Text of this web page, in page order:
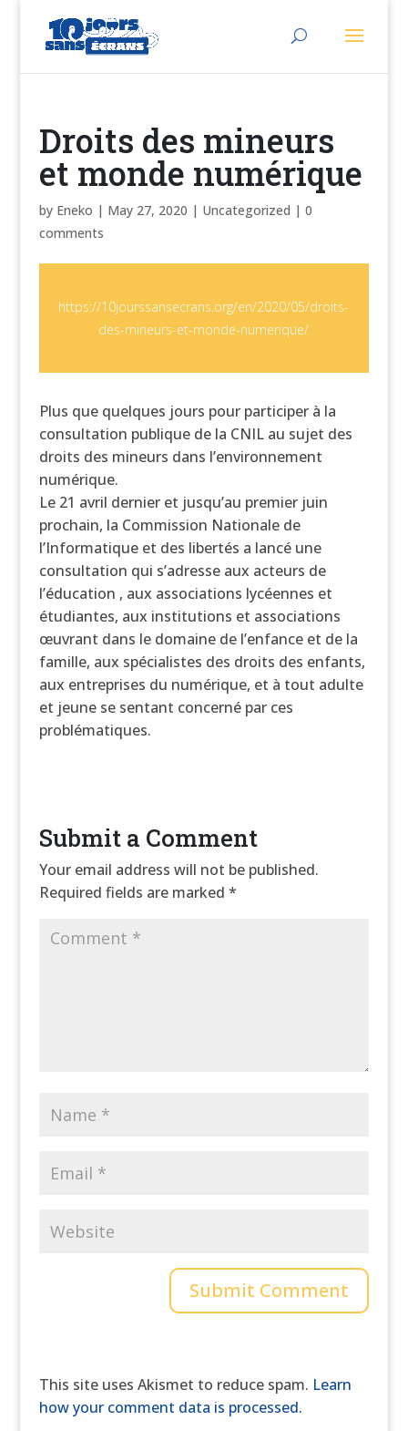
Droits des mineurs
et monde numérique
by Eneko | May 27, 2020 | Uncategorized | 0
comments
https://10jourssansecrans.org/en/2020/05/droits-
des-mineurs-et-monde-numerique/
Plus que quelques jours pour participer à la
consultation publique de la CNIL au sujet des
droits des mineurs dans l’environnement
numérique.
Le 21 avril dernier et jusqu’au premier juin
prochain, la Commission Nationale de
l’Informatique et des libertés a lancé une
consultation qui s’adresse aux acteurs de
l’éducation , aux associations lycéennes et
étudiantes, aux institutions et associations
œuvrant dans le domaine de l’enfance et de la
famille, aux spécialistes des droits des enfants,
aux entreprises du numérique, et à tout adulte
et jeune se sentant concerné par ces
problématiques.
Submit a Comment
Your email address will not be published.
Required fields are marked *
This site uses Akismet to reduce spam. Learn
how your comment data is processed.